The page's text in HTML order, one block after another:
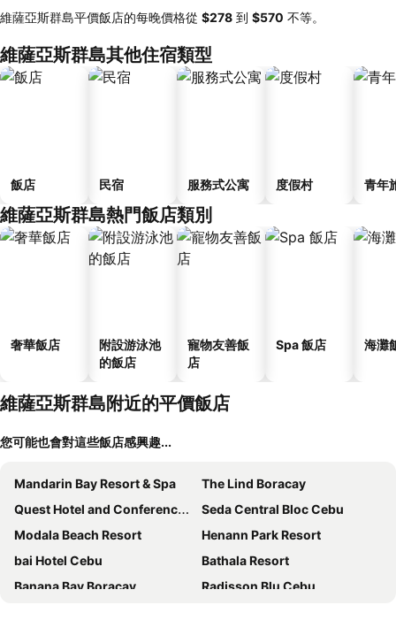
維薩亞斯群島平價飯店的每晚價格從 ‎$278 到 ‎$570 不等。
維薩亞斯群島其他住宿類型
飯店 民宿 服務式公寓 度假村 青年
維薩亞斯群島熱門飯店類別
奢華飯店
附設游泳池
的飯店
寵物友善飯
店
Spa 飯店 海灘
維薩亞斯群島附近的平價飯店
您可能也會對這些飯店感興趣...
Mandarin Bay Resort & Spa
The Lind Boracay
Quest Hotel and Conference Center - Cebu
Seda Central Bloc Cebu
Modala Beach Resort
Henann Park Resort
bai Hotel Cebu
Bathala Resort
Banana Bay Boracay
Radisson Blu Cebu